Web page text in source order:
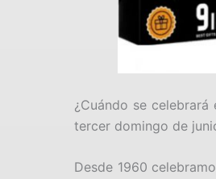
¿Cuándo se
tercer domingo de
Desde 1960